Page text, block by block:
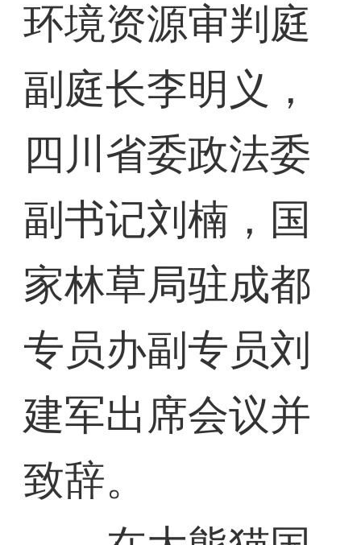
环境资源审判庭
副庭长李明义，
四川省委政法委
副书记刘楠，国
家林草局驻成都
专员办副专员刘
建军出席会议并
致辞。